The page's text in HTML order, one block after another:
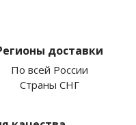
доставки
По всей России
Страны СНГ